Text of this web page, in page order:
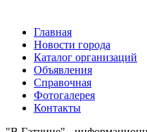
Главная
Новости города
Каталог организаций
Объявления
Справочная
Фотогалерея
Контакты